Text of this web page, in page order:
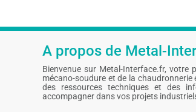
A propos de Metal-
Bienvenue sur Metal-Interface.fr, votre
mécano-soudure et de la
des ressources techniques et des
accompagner dans vos projets